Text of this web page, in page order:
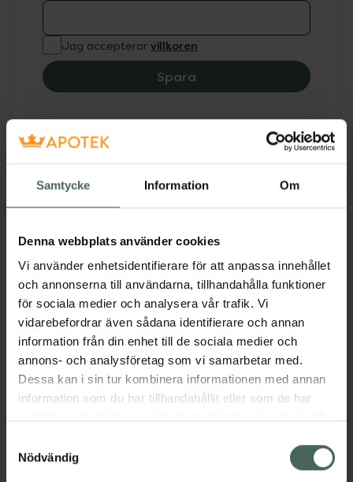
Samtycke Information Om
Denna webbplats använder cookies
Vi använder enhetsidentifierare för att anpassa innehållet
och annonserna till användarna, tillhandahålla funktioner
för sociala medier och analysera vår trafik. Vi
vidarebefordrar även sådana identifierare och annan
information från din enhet till de sociala medier och
annons- och analysföretag som vi samarbetar med.
Dessa kan i sin tur kombinera informationen med annan
information som du har tillhandahållit eller som de har
återkalla ditt samtycke via webbplatsens
cookieinställningar. Ett återkallat samtycke påverkar inte
Nödvändig
Jag accepterar villkoren
Spara
Aktuella erbjudanden
Beskrivning Dölj
Den klassiska varianten av Absolut Torr som
talet. En extra effektiv antiperspirant, med
effekt i upp till 7 dagar. Kan användas mot
alla typer av svett, t.ex. armsvett, handsvett
och fotsvett samt vid hyperhidros (kraftiga
Jämförpris 83 kr/st
EAN:07350058790013
Deodorant